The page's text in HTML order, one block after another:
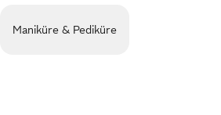
Maniküre & Pediküre